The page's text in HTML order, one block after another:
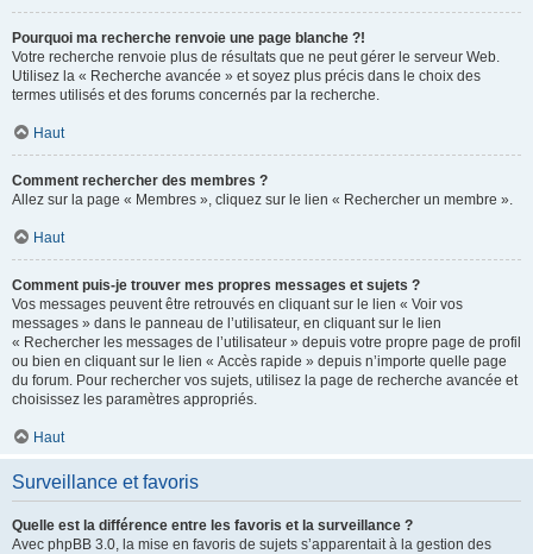
Pourquoi ma recherche renvoie une page blanche ?!
Votre recherche renvoie plus de résultats que ne peut gérer le serveur Web.
Utilisez la « Recherche avancée » et soyez plus précis dans le choix des
termes utilisés et des forums concernés par la recherche.
Haut
Comment rechercher des membres ?
Allez sur la page « Membres », cliquez sur le lien « Rechercher un membre ».
Haut
Comment puis-je trouver mes propres messages et sujets ?
Vos messages peuvent être retrouvés en cliquant sur le lien « Voir vos
messages » dans le panneau de l’utilisateur, en cliquant sur le lien
« Rechercher les messages de l’utilisateur » depuis votre propre page de profil
ou bien en cliquant sur le lien « Accès rapide » depuis n’importe quelle page
du forum. Pour rechercher vos sujets, utilisez la page de recherche avancée et
choisissez les paramètres appropriés.
Haut
Surveillance et favoris
Quelle est la différence entre les favoris et la surveillance ?
Avec phpBB 3.0, la mise en favoris de sujets s’apparentait à la gestion des